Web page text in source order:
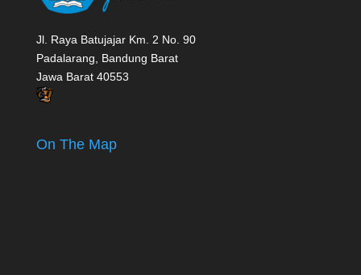
Jl. Raya Batujajar Km. 2 No. 90
Padalarang, Bandung Barat
Jawa Barat 40553
On The Map